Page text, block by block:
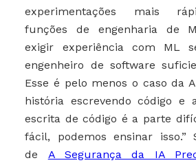
experimentações mais
funções de engenharia de
exigir experiência com ML
engenheiro de software
Esse é pelo menos o caso da
história escrevendo código e
escrita de código é a parte
fácil, podemos ensinar
de A Segurança da IA